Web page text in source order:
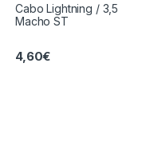
Cabo Lightning / 3,5
Macho ST
4,60€